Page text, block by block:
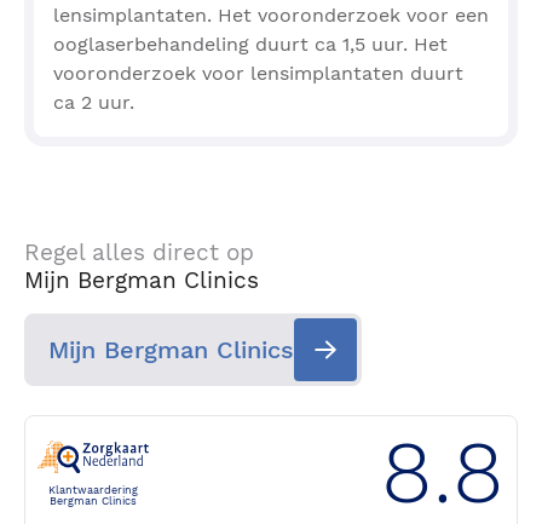
lensimplantaten. Het vooronderzoek voor een
ooglaserbehandeling duurt ca 1,5 uur. Het
vooronderzoek voor lensimplantaten duurt
ca 2 uur.
Regel alles direct op
Mijn Bergman Clinics
Mijn Bergman Clinics
Klantwaardering
Bergman Clinics
8.8